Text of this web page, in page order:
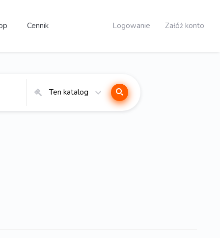
Cennik Logowanie Załóż konto
Ten katalog